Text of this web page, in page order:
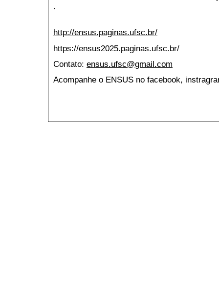
.
http://ensus.paginas.ufsc.br/
https://ensus2025.paginas.ufsc.br/
Contato: ensus.ufsc@gmail.com
Acompanhe o ENSUS no facebook,